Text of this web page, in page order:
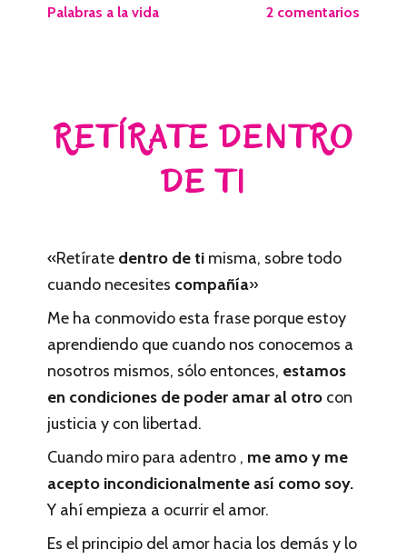
Palabras a la vida 2 comentarios
RETÍRATE DENTRO
DE TI
«Retírate dentro de ti misma, sobre todo
cuando necesites compañía»
Me ha conmovido esta frase porque estoy
aprendiendo que cuando nos conocemos a
nosotros mismos, sólo entonces, estamos
en condiciones de poder amar al otro con
justicia y con libertad.
Cuando miro para adentro , me amo y me
acepto incondicionalmente así como soy.
Y ahí empieza a ocurrir el amor.
Es el principio del amor hacia los demás y lo